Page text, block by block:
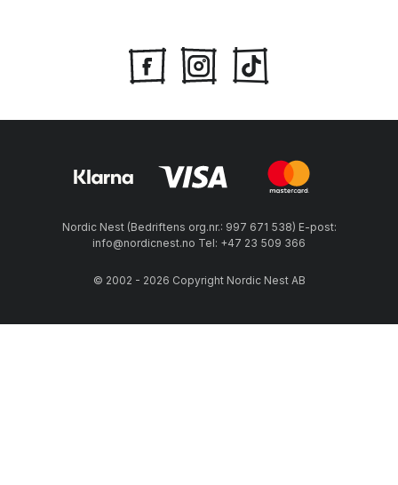
Nordic Nest (Bedriftens org.nr.: 997 671 538) E-post:
info@nordicnest.no Tel: +47 23 509 366
© 2002 - 2026 Copyright Nordic Nest AB